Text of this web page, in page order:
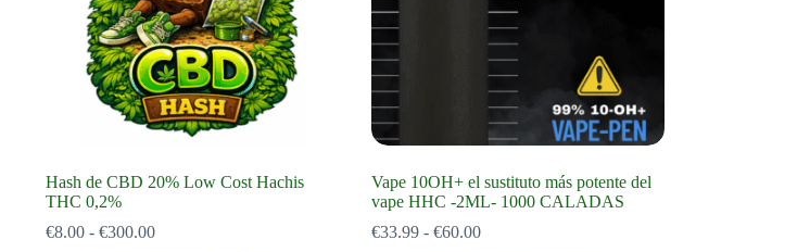
Hash de CBD 20% Low Cost Hachis
THC 0,2%
€8.00 - €300.00Rango
Vape 10OH+ el sustituto más potente del
vape HHC -2ML- 1000 CALADAS
€33.99 - €60.00Rango